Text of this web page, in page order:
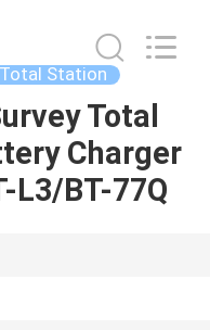
Station
Total
Charger
L3/BT-77Q